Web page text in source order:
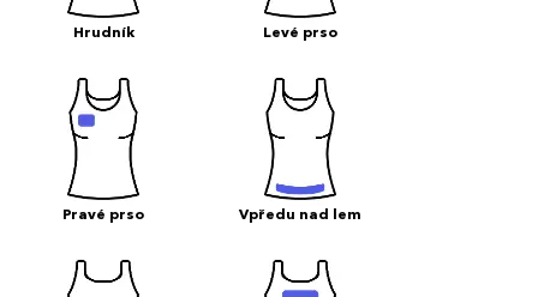
Hrudník Levé prso
Pravé prso Vpředu nad lem